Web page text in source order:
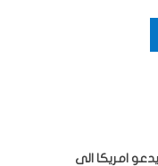
امريكا الى